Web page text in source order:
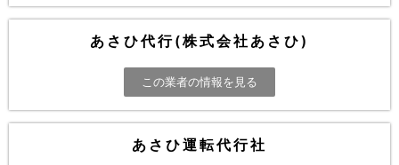
あさひ代行(株式会社あさひ)
この業者の情報を見る
あさひ運転代行社